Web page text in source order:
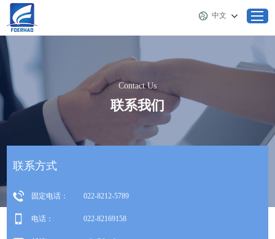
首页
关于佛尔豪
产品
客户服务
中文
Contact Us
联系我们
联系方式
固定电话： 022-8212-5789
电话： 022-82169158